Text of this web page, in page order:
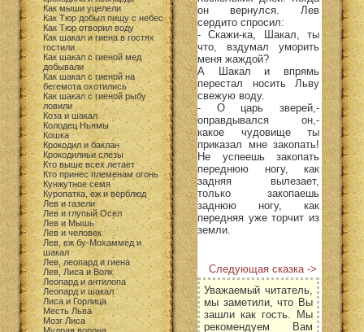
Как мыши уцелели
Как Тюр добыл пищу с небес
Как Тюр отворил воду
Как шакал и гиена в гостях
гостили
Как шакал с гиеной мед
добывали
Как шакал с гиеной на
бегемота охотились
Как шакал с гиеной рыбу
ловили
Коза и шакал
Колодец Ньямы
Кошка
Крокодил и баклан
Крокодилиьи слезы
Кто выше всех летает
Кто принес племенам огонь
Кунжутное семя
Куропатка, еж и верблюд
Лев и газели
Лев и глупый Осел
Лев и Мышь
Лев и человек
Лев, еж бу-Мохаммед и
шакал
Лев, леопард и гиена
Лев, Лиса и Волк
Леопард и антилопа
Леопард и шакал
Лиса и Горлица
Месть Льва
Мозг Лиса
он вернулся. Лев
сердито спросил:
- Скажи-ка, Шакал, ты
что, вздумал уморить
меня жаждой?
А Шакал и впрямь
перестал носить Льву
свежую воду.
- О царь зверей,-
оправдывался он,-
какое чудовище ты
приказал мне закопать!
Не успеешь закопать
переднюю ногу, как
задняя вылезает,
только закопаешь
заднюю ногу, как
передняя уже торчит из
земли.
Следующая сказка ->
Уважаемый читатель,
мы заметили, что Вы
зашли как гость. Мы
рекомендуем Вам